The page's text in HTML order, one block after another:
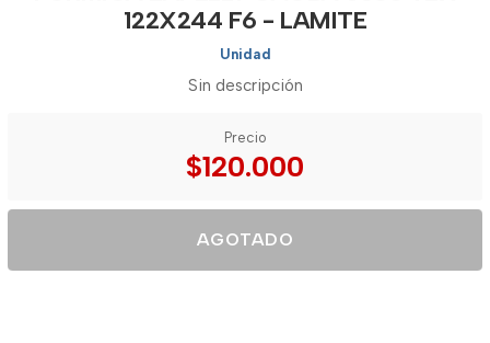
122X244 F6 - LAMITE
Unidad
Sin descripción
Precio
$120.000
AGOTADO